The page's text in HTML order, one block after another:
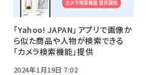
「Yahoo! JAPAN」アプリで画像か
ら似た商品や人物が検索できる
「カメラ検索機能」提供
2024年1月19日 7:02